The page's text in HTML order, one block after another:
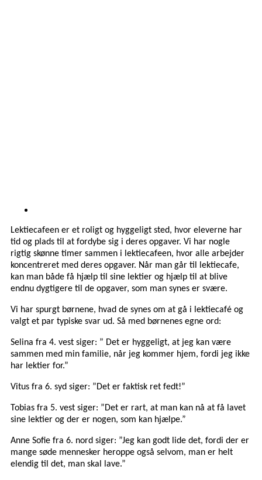
Lektiecafeen er et roligt og hyggeligt sted, hvor eleverne har
tid og plads til at fordybe sig i deres opgaver. Vi har nogle
rigtig skønne timer sammen i lektiecafeen, hvor alle arbejder
koncentreret med deres opgaver. Når man går til lektiecafe,
kan man både få hjælp til sine lektier og hjælp til at blive
endnu dygtigere til de opgaver, som man synes er svære.
Vi har spurgt børnene, hvad de synes om at gå i lektiecafé og
valgt et par typiske svar ud. Så med børnenes egne ord:
Selina fra 4. vest siger: ” Det er hyggeligt, at jeg kan være
sammen med min familie, når jeg kommer hjem, fordi jeg ikke
har lektier for.”
Vitus fra 6. syd siger: ”Det er faktisk ret fedt!”
Tobias fra 5. vest siger: ”Det er rart, at man kan nå at få lavet
sine lektier og der er nogen, som kan hjælpe.”
Anne Sofie fra 6. nord siger: ”Jeg kan godt lide det, fordi der er
mange søde mennesker heroppe også selvom, man er helt
elendig til det, man skal lave.”